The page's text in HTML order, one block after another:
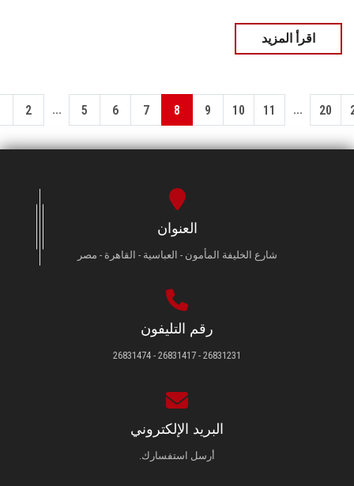
اقرأ المزيد
2 ... 5 6 7 8 9 10 11 ... 20
العنوان
شارع الخليفة المأمون - العباسية - القاهرة - مصر
رقم التليفون
26831231 - 26831417 - 26831474
البريد الإلكتروني
أرسل استفسارك.